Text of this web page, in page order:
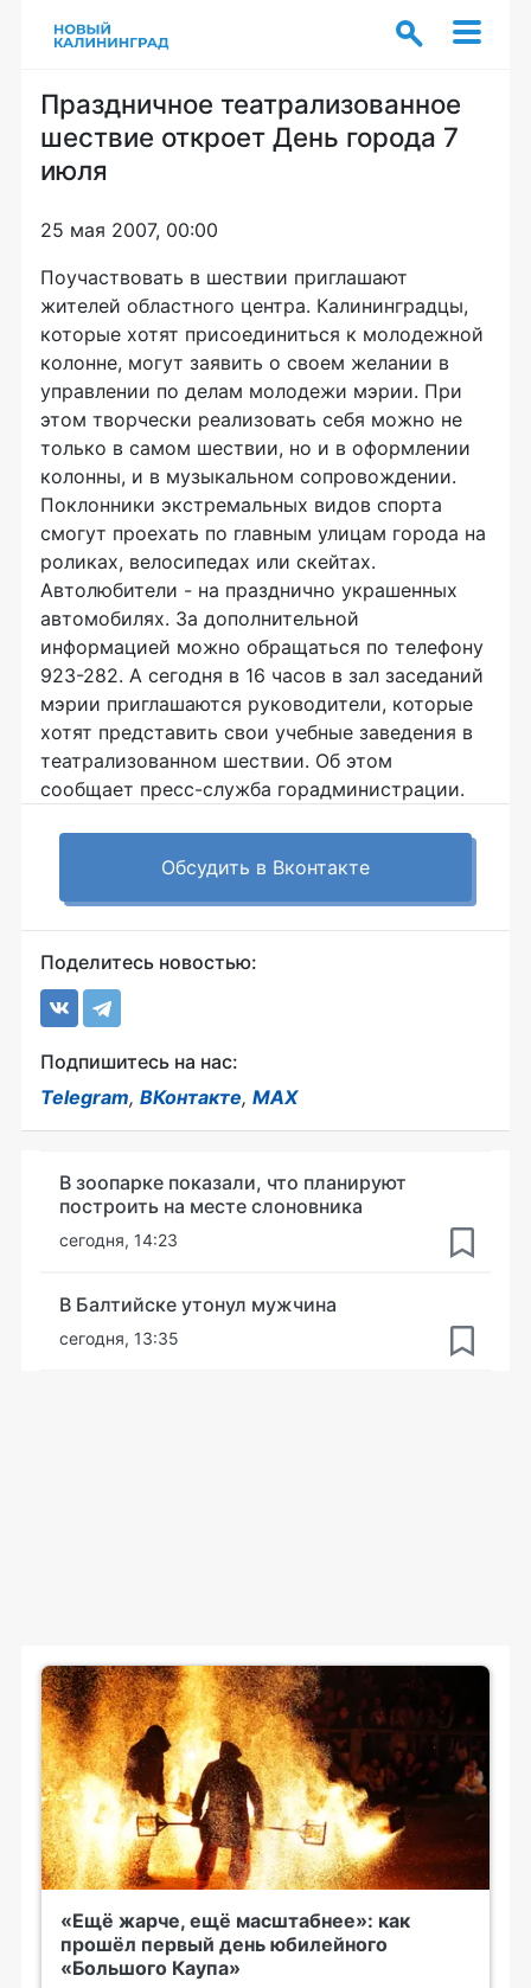
Праздничное театрализованное
шествие откроет День города 7
июля
25 мая 2007, 00:00
Поучаствовать в шествии приглашают
жителей областного центра. Калининградцы,
которые хотят присоединиться к молодежной
колонне, могут заявить о своем желании в
управлении по делам молодежи мэрии. При
этом творчески реализовать себя можно не
только в самом шествии, но и в оформлении
колонны, и в музыкальном сопровождении.
Поклонники экстремальных видов спорта
смогут проехать по главным улицам города на
роликах, велосипедах или скейтах.
Автолюбители - на празднично украшенных
автомобилях. За дополнительной
информацией можно обращаться по телефону
923-282. А сегодня в 16 часов в зал заседаний
мэрии приглашаются руководители, которые
хотят представить свои учебные заведения в
театрализованном шествии. Об этом
сообщает пресс-служба горадминистрации.
Обсудить в Вконтакте
Поделитесь новостью:
Подпишитесь на нас:
Telegram, ВКонтакте, MAX
В зоопарке показали, что планируют
построить на месте слоновника
сегодня, 14:23
В Балтийске утонул мужчина
сегодня, 13:35
«Ещё жарче, ещё масштабнее»: как
прошёл первый день юбилейного
«Большого Каупа»